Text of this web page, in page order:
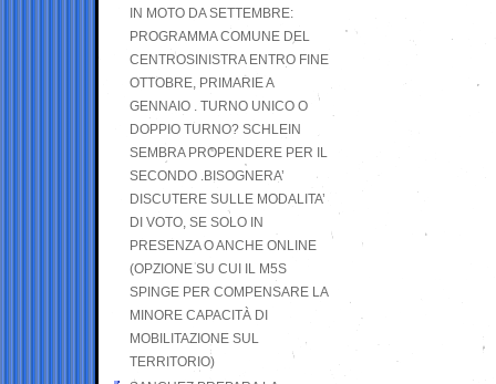
IN MOTO DA SETTEMBRE:
PROGRAMMA COMUNE DEL
CENTROSINISTRA ENTRO FINE
OTTOBRE, PRIMARIE A
GENNAIO . TURNO UNICO O
DOPPIO TURNO? SCHLEIN
SEMBRA PROPENDERE PER IL
SECONDO .BISOGNERA’
DISCUTERE SULLE MODALITA’
DI VOTO, SE SOLO IN
PRESENZA O ANCHE ONLINE
(OPZIONE SU CUI IL M5S
SPINGE PER COMPENSARE LA
MINORE CAPACITÀ DI
MOBILITAZIONE SUL
TERRITORIO)